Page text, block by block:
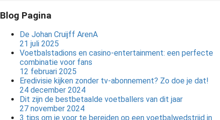
Blog Pagina
De Johan Cruijff ArenA
21 juli 2025
Voetbalstadions en casino-entertainment: een perfecte
combinatie voor fans
12 februari 2025
Eredivisie kijken zonder tv-abonnement? Zo doe je dat!
24 december 2024
Dit zijn de bestbetaalde voetballers van dit jaar
27 november 2024
3 tips om je voor te bereiden op een voetbalwedstrijd in